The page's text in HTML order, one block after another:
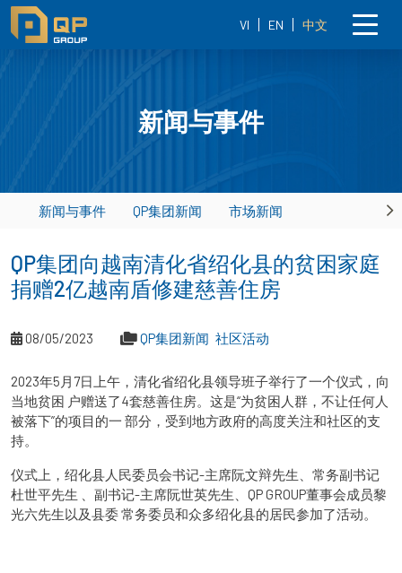
VI EN 中文
新闻与事件
新闻与事件 QP集团新闻 市场新闻
QP集团向越南清化省绍化县的贫困家庭
捐赠2亿越南盾修建慈善住房
08/05/2023 QP集团新闻 社区活动
2023年5月7日上午，清化省绍化县领导班子举行了一个仪式，向
当地贫困 户赠送了4套慈善住房。这是“为贫困人群，不让任何人
被落下”的项目的一 部分，受到地方政府的高度关注和社区的支
持。
仪式上，绍化县人民委员会书记-主席阮文辩先生、常务副书记
杜世平先生 、副书记-主席阮世英先生、QP GROUP董事会成员黎
光六先生以及县委 常务委员和众多绍化县的居民参加了活动。